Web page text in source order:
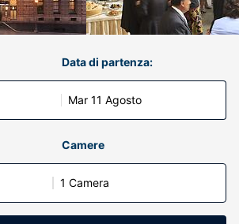
Data di partenza:
Mar 11 Agosto
Camere
1 Camera